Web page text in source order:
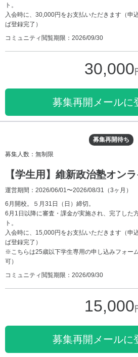
ト。
入会時に、30,000円をお支払いただきます（申
ば登録完了）
コミュニティ閲覧期限：2026/09/30
30,000
募集再開メールに
募集再開待ち
募集人数：無制限
【学生用】維新政治塾オン
運営期間：2026/06/01〜2026/08/31 （3ヶ月）
6月開校。５月31日（日）締切。
6月1日以降に審査・課金が実施され、完了した
ト。
入会時に、15,000円をお支払いただきます（申
ば登録完了）
※こちらは25歳以下学生専用の申し込みフォー
可）
コミュニティ閲覧期限：2026/09/30
15,000
募集再開メールに